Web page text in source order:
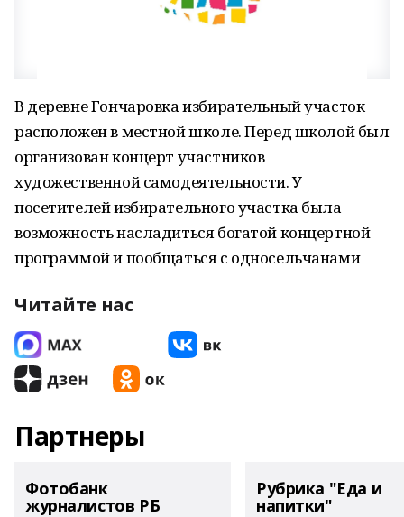
В деревне Гончаровка избирательный участок
расположен в местной школе. Перед школой был
организован концерт участников
художественной самодеятельности. У
посетителей избирательного участка была
возможность насладиться богатой концертной
программой и пообщаться с односельчанами
Читайте нас
Партнеры
Фотобанк
журналистов РБ
Рубрика "Еда и
напитки"